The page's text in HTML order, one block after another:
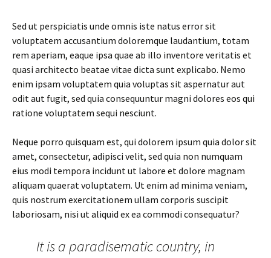
Sed ut perspiciatis unde omnis iste natus error sit
voluptatem accusantium doloremque laudantium, totam
rem aperiam, eaque ipsa quae ab illo inventore veritatis et
quasi architecto beatae vitae dicta sunt explicabo. Nemo
enim ipsam voluptatem quia voluptas sit aspernatur aut
odit aut fugit, sed quia consequuntur magni dolores eos qui
ratione voluptatem sequi nesciunt.
Neque porro quisquam est, qui dolorem ipsum quia dolor sit
amet, consectetur, adipisci velit, sed quia non numquam
eius modi tempora incidunt ut labore et dolore magnam
aliquam quaerat voluptatem. Ut enim ad minima veniam,
quis nostrum exercitationem ullam corporis suscipit
laboriosam, nisi ut aliquid ex ea commodi consequatur?
It is a paradisematic country, in